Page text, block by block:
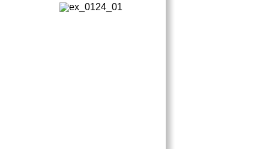
SOMOS LA CIUDAD PATRIMONIO
MENOS VISITADA